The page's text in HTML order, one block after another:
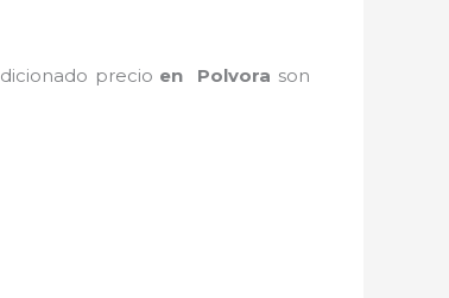
precio en Polvora son